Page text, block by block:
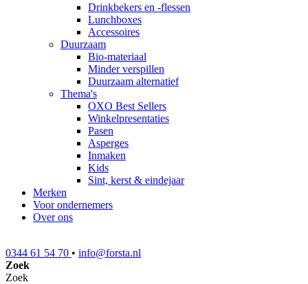
Drinkbekers en -flessen
Lunchboxes
Accessoires
Duurzaam
Bio-materiaal
Minder verspillen
Duurzaam alternatief
Thema's
OXO Best Sellers
Winkelpresentaties
Pasen
Asperges
Inmaken
Kids
Sint, kerst & eindejaar
Merken
Voor ondernemers
Over ons
0344 61 54 70 • info@forsta.nl
Zoek
Zoek